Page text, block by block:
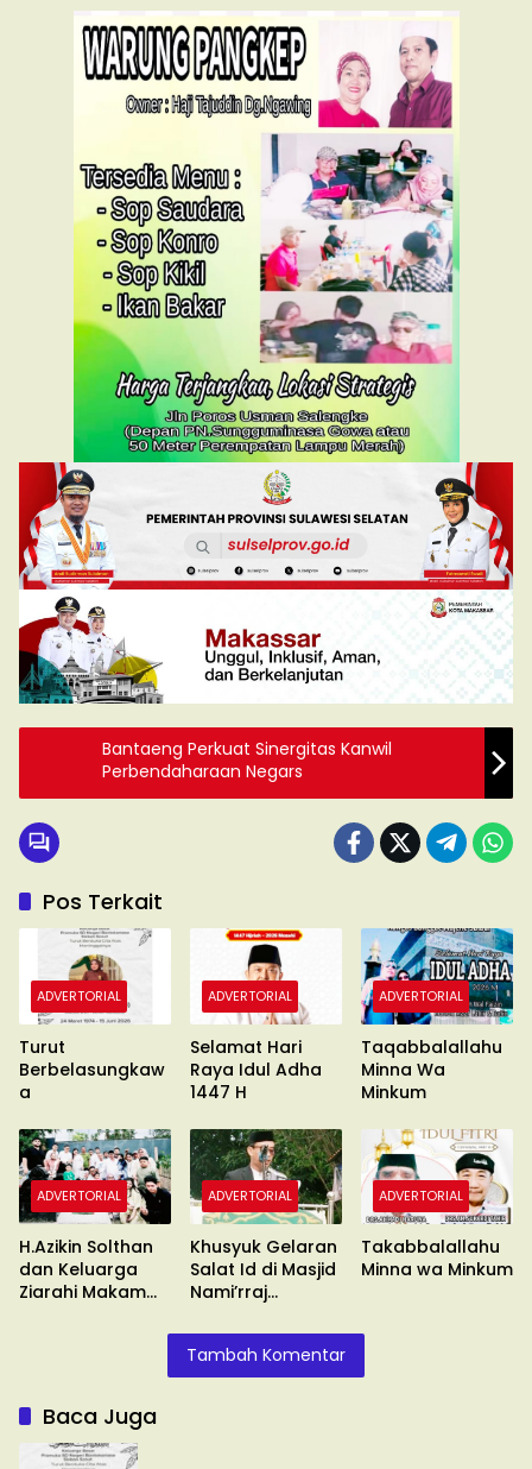
Bantaeng Perkuat Sinergitas Kanwil
Perbendaharaan Negars
Pos Terkait
ADVERTORIAL
Turut
Berbelasungkaw
a
ADVERTORIAL
Selamat Hari
Raya Idul Adha
1447 H
ADVERTORIAL
Taqabbalallahu
Minna Wa
Minkum
ADVERTORIAL
H.Azikin Solthan
dan Keluarga
Ziarahi Makam
ADVERTORIAL
Khusyuk Gelaran
Salat Id di Masjid
Nami’rraj
Buakana
ADVERTORIAL
Takabbalallahu
Minna wa Minkum
Tambah Komentar
Baca Juga